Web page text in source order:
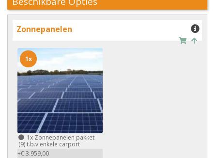
Zonnepanelen
1x Zonnepanelen pakket
(9) t.b.v enkele carport
+€ 3.959,00
1x